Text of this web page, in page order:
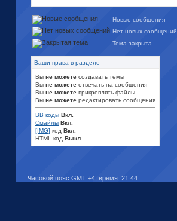
Новые сообщения
Нет новых сообщений
Тема закрыта
Ваши права в разделе
Вы не можете создавать темы
Вы не можете отвечать на сообщения
Вы не можете прикреплять файлы
Вы не можете редактировать сообщения
BB коды Вкл.
Смайлы Вкл.
[IMG] код Вкл.
HTML код Выкл.
Часовой пояс GMT +4, время: 21:44